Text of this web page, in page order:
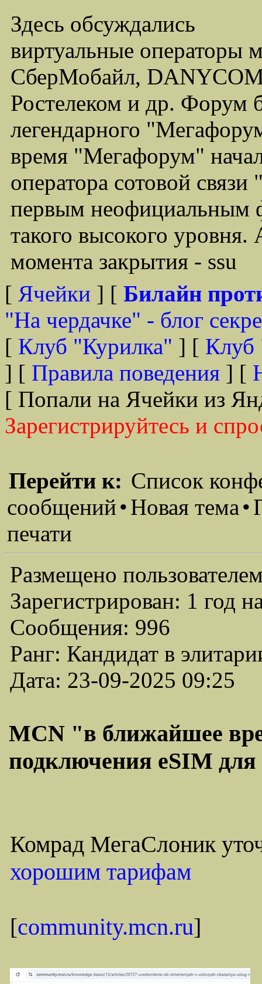
Здесь обсуждались
виртуальные операторы
СберМобайл,
Ростелеком и др. Форум
легендарного
время "Мегафорум"
оператора сотовой
первым неофициальным
такого высокого
момента закрытия - ssu
[ Ячейки ] [ Билайн
"На чердачке" - блог
[ Клуб "Курилка" ] [ Клуб
] [ Правила поведения ] [
[ Попали на Ячейки из
Зарегистрируйтесь и
Перейти к: Список
сообщений•Новая тема•
печати
Размещено
Зарегистрирован: 1 год
Сообщения: 996
Ранг: Кандидат в
Дата: 23-09-2025 09:25
MCN "в ближайшее
подключения eSIM
Комрад МегаСлоник
хорошим тарифам
[community.mcn.ru]